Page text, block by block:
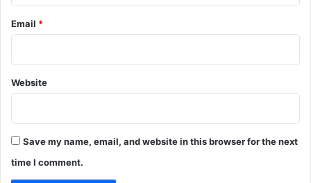
Email *
Website
Save my name, email, and website in this browser for the next
time I comment.